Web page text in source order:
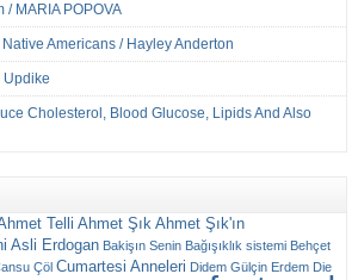
MARIA POPOVA
Americans / Hayley Anderton
Updike
Cholesterol, Blood Glucose, Lipids And Also
Telli Ahmet Şık Ahmet Şık'ın
Asli Erdogan Bakişın Senin Bağışıklık sistemi Behçet
Çöl Cumartesi Anneleri Didem Gülçin Erdem Die